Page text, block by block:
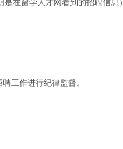
在留学人才网看到的招聘信息）
工作进行纪律监督。